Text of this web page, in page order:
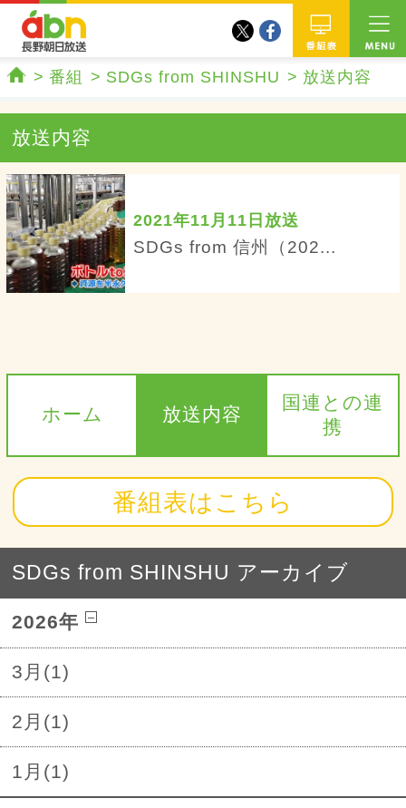
番組
twitterfacebook
番組 SDGs from SHINSHU 放送内容
放送内容
2021年11月11日放送
SDGs from 信州（202...
ホーム 放送内容
国連との連
携
番組表はこちら
SDGs from SHINSHU アーカイブ
2026年
3月(1)
2月(1)
1月(1)